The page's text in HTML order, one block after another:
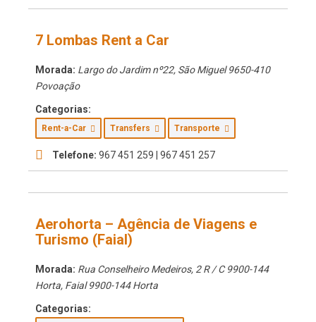
7 Lombas Rent a Car
Morada: Largo do Jardim nº22, São Miguel 9650-410
Povoação
Categorias:
Rent-a-Car Transfers Transporte
Telefone: 967 451 259 | 967 451 257
Aerohorta – Agência de Viagens e
Turismo (Faial)
Morada: Rua Conselheiro Medeiros, 2 R / C 9900-144
Horta, Faial 9900-144 Horta
Categorias: